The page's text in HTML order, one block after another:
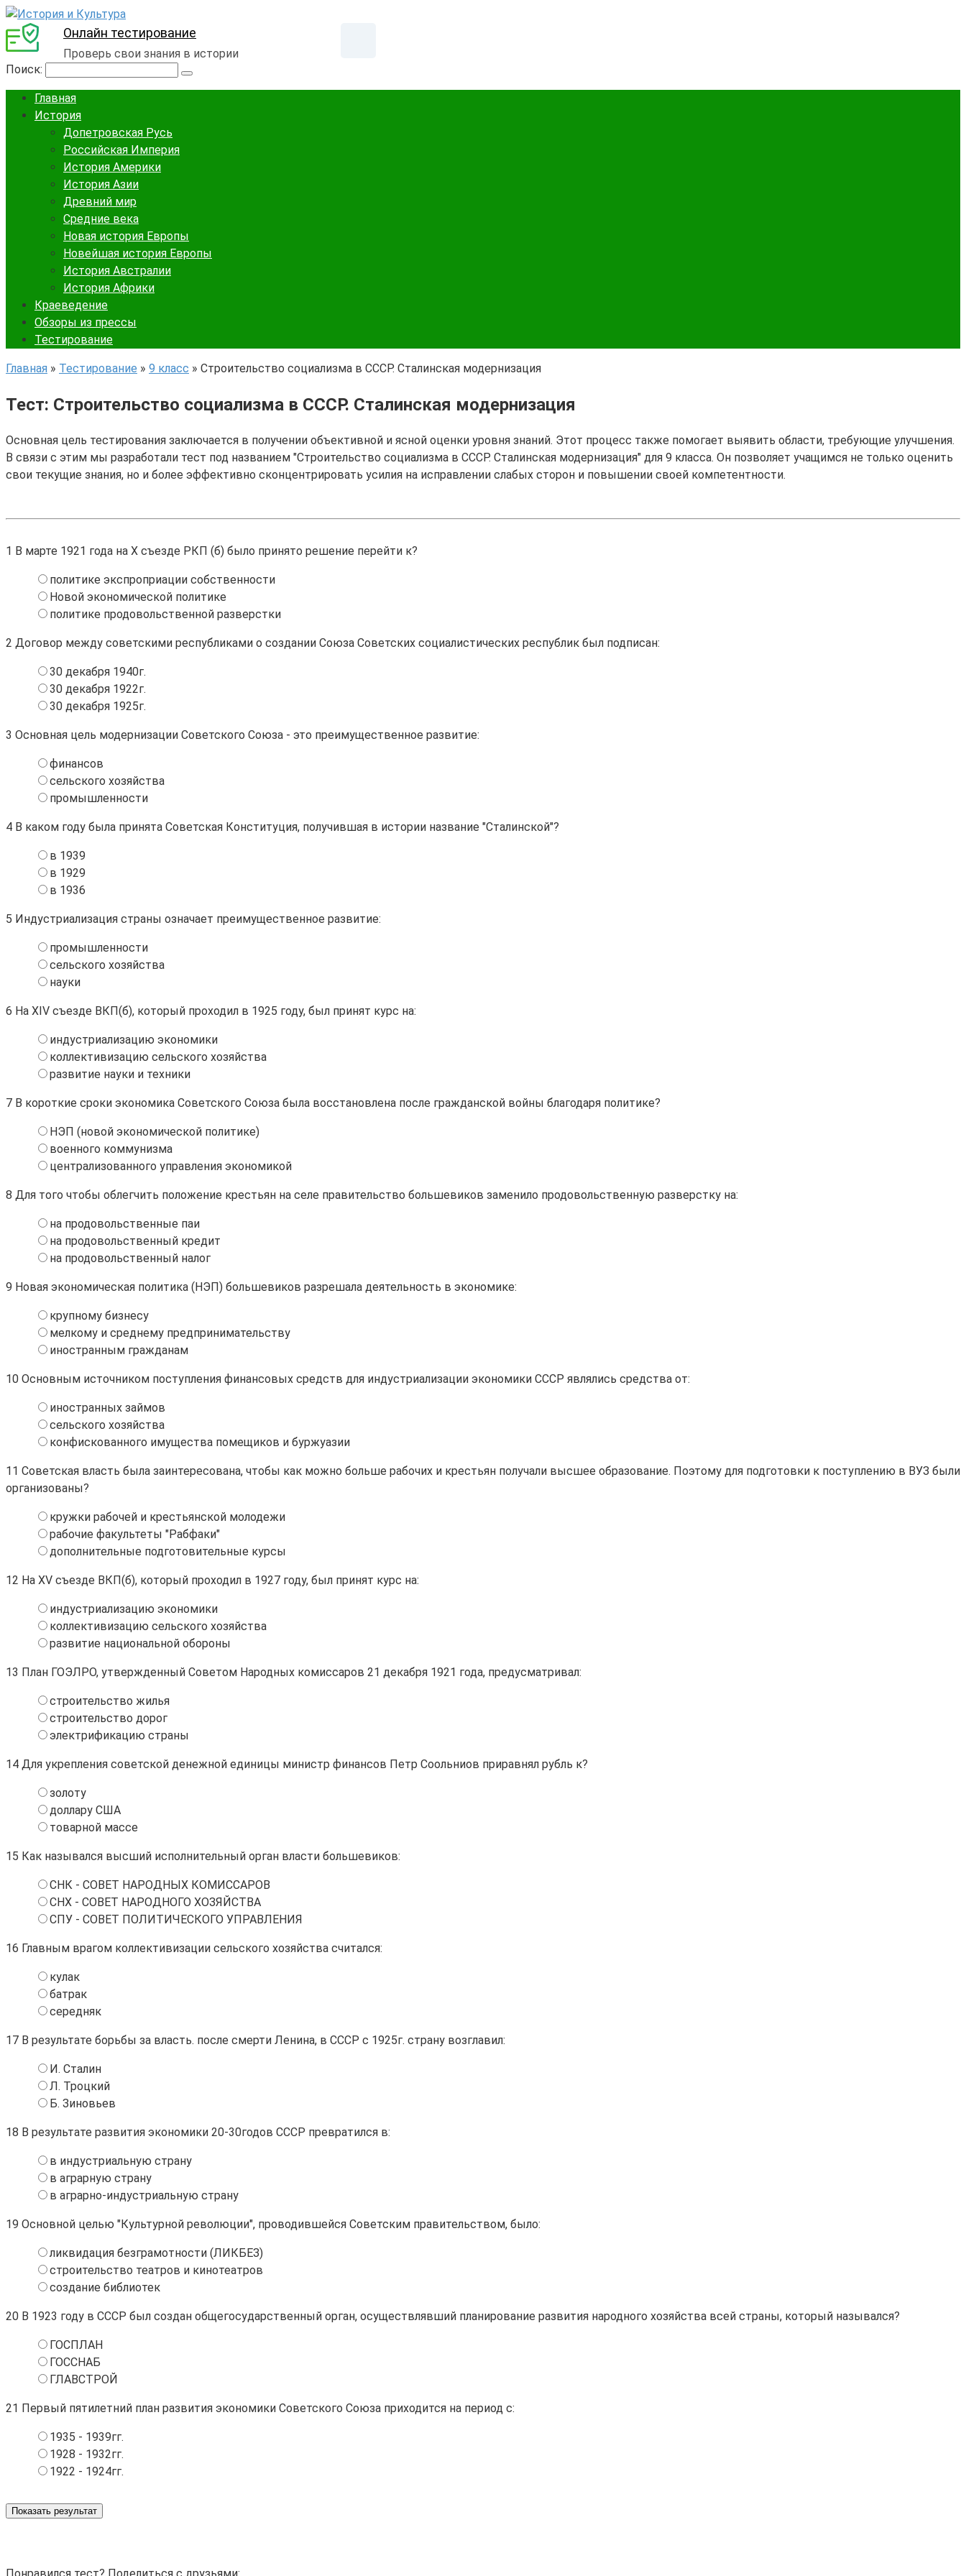
Онлайн тестирование
Проверь свои знания в истории
Поиск:
Главная
История
Допетровская Русь
Российская Империя
История Америки
История Азии
Древний мир
Средние века
Новая история Европы
Новейшая история Европы
История Австралии
История Африки
Краеведение
Обзоры из прессы
Тестирование
Главная » Тестирование » 9 класс » Строительство социализма в СССР. Сталинская модернизация
Тест: Строительство социализма в СССР. Сталинская модернизация
Основная цель тестирования заключается в получении объективной и ясной оценки уровня знаний. Этот процесс также помогает выявить области, требующие улучшения.
В связи с этим мы разработали тест под названием "Строительство социализма в СССР. Сталинская модернизация" для 9 класса. Он позволяет учащимся не только оценить
свои текущие знания, но и более эффективно сконцентрировать усилия на исправлении слабых сторон и повышении своей компетентности.
1 В марте 1921 года на X съезде РКП (б) было принято решение перейти к?
политике экспроприации собственности
Новой экономической политике
политике продовольственной разверстки
2 Договор между советскими республиками о создании Союза Советских социалистических республик был подписан:
30 декабря 1940г.
30 декабря 1922г.
30 декабря 1925г.
3 Основная цель модернизации Советского Союза - это преимущественное развитие:
финансов
сельского хозяйства
промышленности
4 В каком году была принята Советская Конституция, получившая в истории название "Сталинской"?
в 1939
в 1929
в 1936
5 Индустриализация страны означает преимущественное развитие:
промышленности
сельского хозяйства
науки
6 На XIV съезде ВКП(б), который проходил в 1925 году, был принят курс на:
индустриализацию экономики
коллективизацию сельского хозяйства
развитие науки и техники
7 В короткие сроки экономика Советского Союза была восстановлена после гражданской войны благодаря политике?
НЭП (новой экономической политике)
военного коммунизма
централизованного управления экономикой
8 Для того чтобы облегчить положение крестьян на селе правительство большевиков заменило продовольственную разверстку на:
на продовольственные паи
на продовольственный кредит
на продовольственный налог
9 Новая экономическая политика (НЭП) большевиков разрешала деятельность в экономике:
крупному бизнесу
мелкому и среднему предпринимательству
иностранным гражданам
10 Основным источником поступления финансовых средств для индустриализации экономики СССР являлись средства от:
иностранных займов
сельского хозяйства
конфискованного имущества помещиков и буржуазии
11 Советская власть была заинтересована, чтобы как можно больше рабочих и крестьян получали высшее образование. Поэтому для подготовки к поступлению в ВУЗ были
организованы?
кружки рабочей и крестьянской молодежи
рабочие факультеты "Рабфаки"
дополнительные подготовительные курсы
12 На XV съезде ВКП(б), который проходил в 1927 году, был принят курс на:
индустриализацию экономики
коллективизацию сельского хозяйства
развитие национальной обороны
13 План ГОЭЛРО, утвержденный Советом Народных комиссаров 21 декабря 1921 года, предусматривал:
строительство жилья
строительство дорог
электрификацию страны
14 Для укрепления советской денежной единицы министр финансов Петр Соольниов приравнял рубль к?
золоту
доллару США
товарной массе
15 Как назывался высший исполнительный орган власти большевиков:
СНК - СОВЕТ НАРОДНЫХ КОМИССАРОВ
СНХ - СОВЕТ НАРОДНОГО ХОЗЯЙСТВА
СПУ - СОВЕТ ПОЛИТИЧЕСКОГО УПРАВЛЕНИЯ
16 Главным врагом коллективизации сельского хозяйства считался:
кулак
батрак
середняк
17 В результате борьбы за власть. после смерти Ленина, в СССР с 1925г. страну возглавил:
И. Сталин
Л. Троцкий
Б. Зиновьев
18 В результате развития экономики 20-30годов СССР превратился в:
в индустриальную страну
в аграрную страну
в аграрно-индустриальную страну
19 Основной целью "Культурной революции", проводившейся Советским правительством, было:
ликвидация безграмотности (ЛИКБЕЗ)
строительство театров и кинотеатров
создание библиотек
20 В 1923 году в СССР был создан общегосударственный орган, осуществлявший планирование развития народного хозяйства всей страны, который назывался?
ГОСПЛАН
ГОССНАБ
ГЛАВСТРОЙ
21 Первый пятилетний план развития экономики Советского Союза приходится на период с:
1935 - 1939гг.
1928 - 1932гг.
1922 - 1924гг.
Показать результат